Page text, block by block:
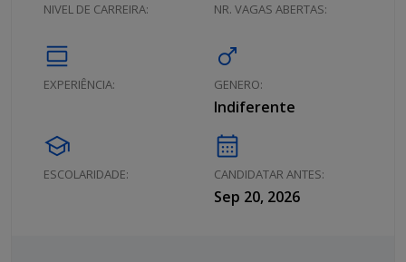
NIVEL DE CARREIRA: NR. VAGAS ABERTAS:
calendar_view_day
EXPERIÊNCIA:
male
GENERO:
Indiferente
school
ESCOLARIDADE:
calendar_month
CANDIDATAR ANTES:
Sep 20, 2026